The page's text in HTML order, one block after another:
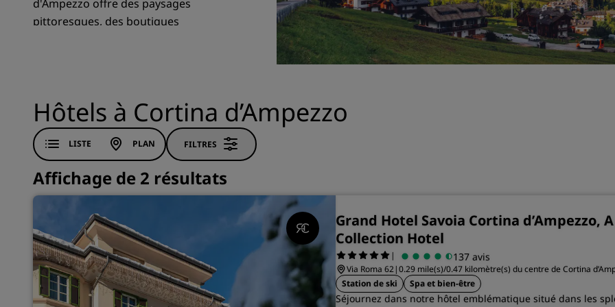
Demander un devis
Pour les événements
Solutions d’entreprise
Services numériques
Application Radisson Hotels
d'Ampezzo offre des paysages
pittoresques, des boutiques
Hôtels à Cortina d’Ampezzo
LISTE PLAN FILTRES
Affichage de 2 résultats
Grand Hotel Savoia Cortina d’Ampezzo,
Collection Hotel
| 137 avis
Via Roma 62|0.29 mile(s)/0.47 kilomètre(s) du centre de Cortina
Station de ski
Spa et bien-être
Séjournez dans notre hôtel emblématique situé dans les